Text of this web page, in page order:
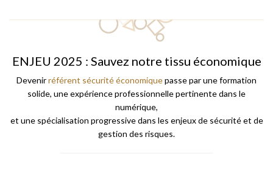
ENJEU 2025 : Sauvez notre tissu économique
Devenirréférent sécurité économiquepasse par une formation
solide, une expérience professionnelle pertinente dans le
numérique,
et une spécialisation progressive dans les enjeux de sécurité et de
gestion des risques.